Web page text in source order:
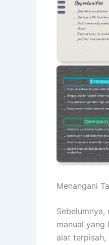
Menangani
manual yang
alat terpisah,